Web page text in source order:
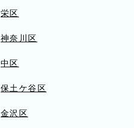
栄区
神奈川区
中区
保土ケ谷区
金沢区